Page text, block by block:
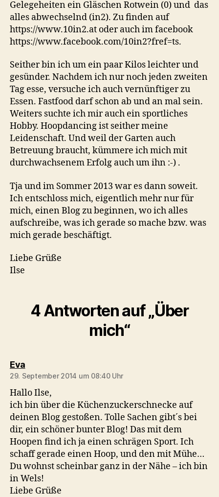
Gelegeheiten ein Gläschen Rotwein (0) und das
alles abwechselnd (in2). Zu finden auf
https://www.10in2.at oder auch im facebook
https://www.facebook.com/10in2?fref=ts.
Seither bin ich um ein paar Kilos leichter und
gesünder. Nachdem ich nur noch jeden zweiten
Tag esse, versuche ich auch vernünftiger zu
Essen. Fastfood darf schon ab und an mal sein.
Weiters suchte ich mir auch ein sportliches
Hobby. Hoopdancing ist seither meine
Leidenschaft. Und weil der Garten auch
Betreuung braucht, kümmere ich mich mit
durchwachsenem Erfolg auch um ihn :-) .
Tja und im Sommer 2013 war es dann soweit.
Ich entschloss mich, eigentlich mehr nur für
mich, einen Blog zu beginnen, wo ich alles
aufschreibe, was ich gerade so mache bzw. was
mich gerade beschäftigt.
Liebe Grüße
Ilse
4 Antworten auf „Über
mich“
Evasagt:
29. September 2014 um 08:40 Uhr
Hallo Ilse,
ich bin über die Küchenzuckerschnecke auf
deinen Blog gestoßen. Tolle Sachen gibt´s bei
dir, ein schöner bunter Blog! Das mit dem
Hoopen find ich ja einen schrägen Sport. Ich
schaff gerade einen Hoop, und den mit Mühe…
Du wohnst scheinbar ganz in der Nähe – ich bin
in Wels!
Liebe Grüße